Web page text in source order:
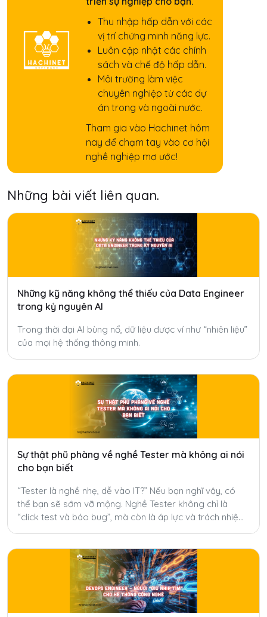
Thu nhập hấp dẫn với các
vị trí chứng minh năng lực.
Luôn cập nhật các chính
sách và chế độ hấp dẫn.
Môi trường làm việc
chuyên nghiệp từ các dự
án trong và ngoài nước.
Tham gia vào Hachinet hôm
nay để chạm tay vào cơ hội
nghề nghiệp mơ ước!
Những bài viết liên quan.
Những kỹ năng không thể thiếu của Data Engineer
trong kỷ nguyên AI
Trong thời đại AI bùng nổ, dữ liệu được ví như “nhiên liệu”
của mọi hệ thống thông minh.
Sự thật phũ phàng về nghề Tester mà không ai nói
cho bạn biết
“Tester là nghề nhẹ, dễ vào IT?” Nếu bạn nghĩ vậy, có
thể bạn sẽ sớm vỡ mộng. Nghề Tester không chỉ là
“click test và báo bug”, mà còn là áp lực và trách nhiệm